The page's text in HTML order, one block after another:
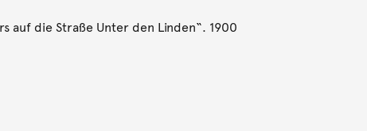
auf die Straße Unter den Linden“. 1900